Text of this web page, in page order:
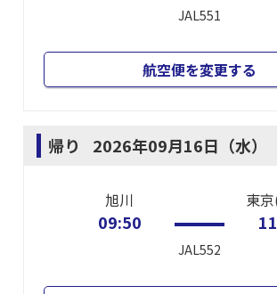
JAL551
航空便を変更する
帰り 2026年09月16日（水）
旭川
09:50
JAL552
東